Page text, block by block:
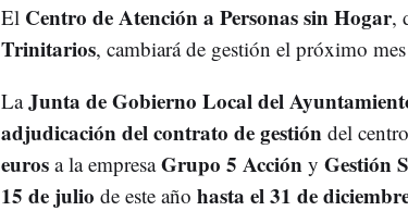
El Centro de Atención a Personas sin Hogar,
Trinitarios, cambiará de gestión el próximo
LaJunta de Gobierno Local del
adjudicación del contrato de gestión del
eurosa la empresaGrupo 5 Acción y Gestión
15 de julio de este año hasta el 31 de